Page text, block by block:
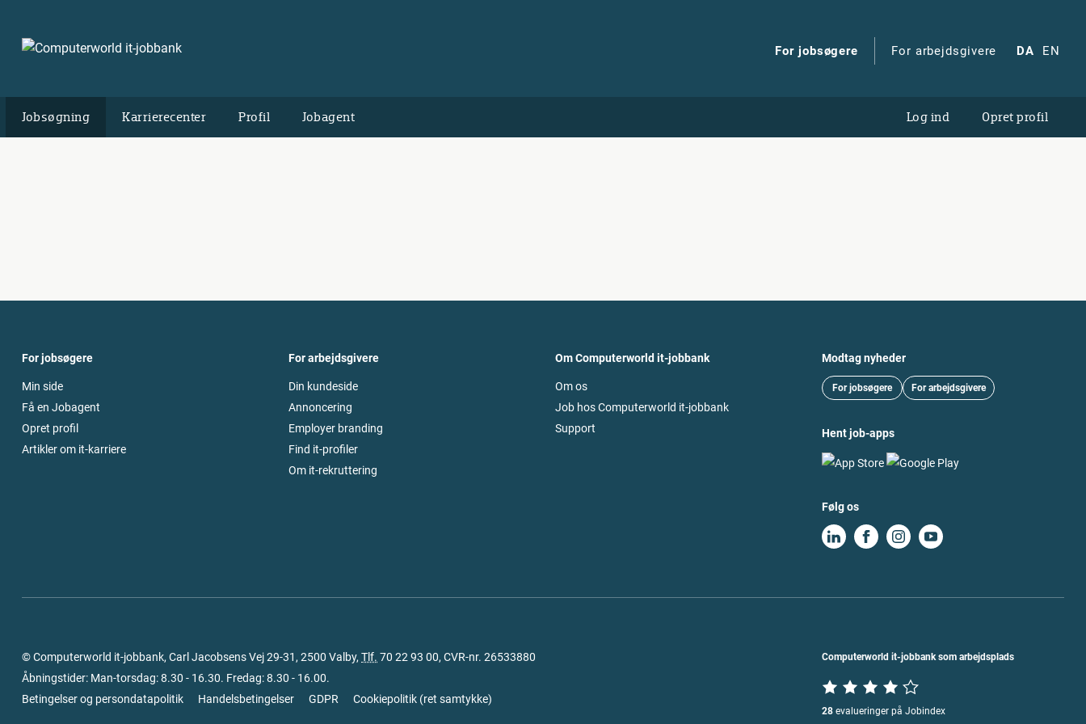
For jobsøgere For arbejdsgivere DA EN
Jobsøgning Karrierecenter Profil Jobagent Log ind Opret profil
For jobsøgere
Min side
Få en Jobagent
Opret profil
Artikler om it-karriere
For arbejdsgivere
Din kundeside
Annoncering
Employer branding
Find it-profiler
Om it-rekruttering
Om Computerworld it-jobbank
Om os
Job hos Computerworld it-jobbank
Support
Modtag nyheder
For jobsøgere For arbejdsgivere
Hent job-apps
Følg os
© Computerworld it-jobbank, Carl Jacobsens Vej 29-31, 2500 Valby, Tlf. 70 22 93 00, CVR-nr. 26533880
Åbningstider: Man-torsdag: 8.30 - 16.30. Fredag: 8.30 - 16.00.
Betingelser og persondatapolitik
Handelsbetingelser GDPR Cookiepolitik (ret samtykke)
Computerworld it-jobbank som arbejdsplads
28 evalueringer på Jobindex